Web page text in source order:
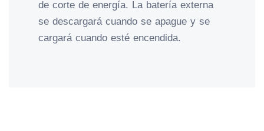
de corte de energía. La batería externa
se descargará cuando se apague y se
cargará cuando esté encendida.